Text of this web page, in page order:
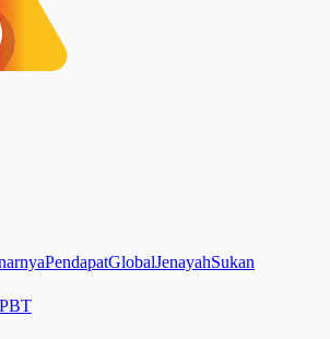
PendapatGlobalJenayahSukan
PBT